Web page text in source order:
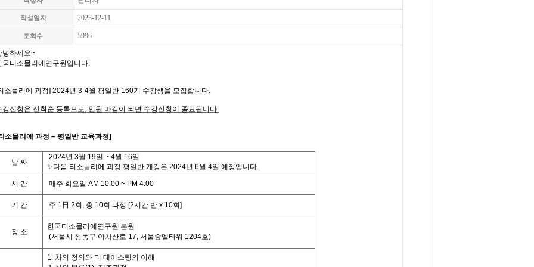
작성일자 2023-12-11
조회수 5996
녕하세요~
국티소믈리에연구원입니다.
소믈리에 과정] 2024년 3-4월 평일 반 160기 수강생을 모집합니다.
강신청은 선착순 등록으로, 인원 마감이 되면 수강신청이 종료됩니다.
소믈리에 과정 – 평일반교육과정]
날 짜
2024년 3월 19일 ~ 4월 16일
✨다음 티소믈리에 과정 평일반 개강은 2024년 6월 4일 예정입니다.
시
간 매주 화요일 AM 10:00 ~ PM 4:00
기 간 주 1 日 2회 , 총 10회 과정 [2시간 반x 10회 ]
장 소
한국티소믈리에연구원 본원
(서울시 성동구 아차산로 17, 서울숲엘타워 1204호)
1. 차의 정의와 티 테이스팅의 이해